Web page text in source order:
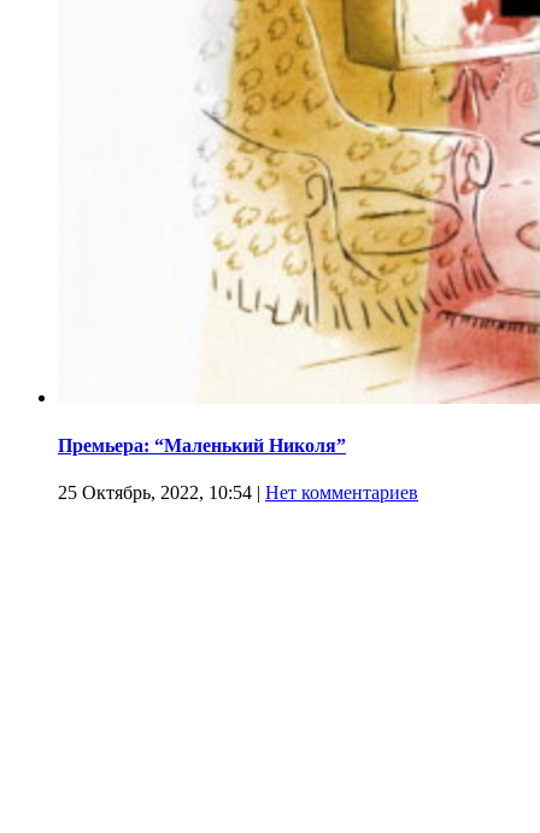
Премьера: “Маленький Николя”
25 Октябрь, 2022, 10:54 | Нет комментариев